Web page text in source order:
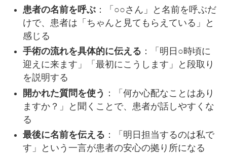
患者の名前を呼ぶ：「○○さん」と名前を呼ぶだ
けで、患者は「ちゃんと見てもらえている」と
感じる
手術の流れを具体的に伝える ：「明日○時頃に
迎えに来ます」「最初にこうします」と段取り
を説明する
開かれた質問を使う ：「何か心配なことはあり
ますか？」と聞くことで、患者が話しやすくな
る
最後に名前を伝える ：「明日担当するのは私で
す」という一言が患者の安心の拠り所になる